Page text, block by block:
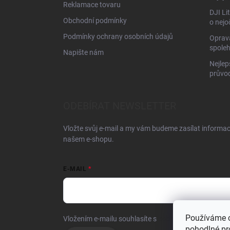
Používáme
Reklamace tovaru
Obchodní podmínky
Podmínky ochrany osobních údajů
Napište nám
DJI
o
Vložte svůj e-mail a my vám budeme zasílat
našem e-shopu.
E-MAIL
Vložením e-mailu souhlasíte s podmínkami ochrany